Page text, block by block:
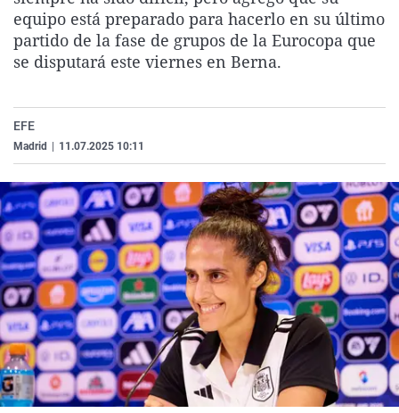
La rosa de los vientos
Gente viajera
Caso
Retornados
Operación Viuda
Extremadura
Galicia
Navarra
Virales
Televisión
equipo está preparado para hacerlo en su último
partido de la fase de grupos de la Eurocopa que
se disputará este viernes en Berna.
EFE
Madrid 11.07.2025 10:11